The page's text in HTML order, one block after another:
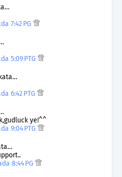
7:42 PG
5:09 PTG
6:42 PTG
ye!^^
9:04 PTG
8:44 PG